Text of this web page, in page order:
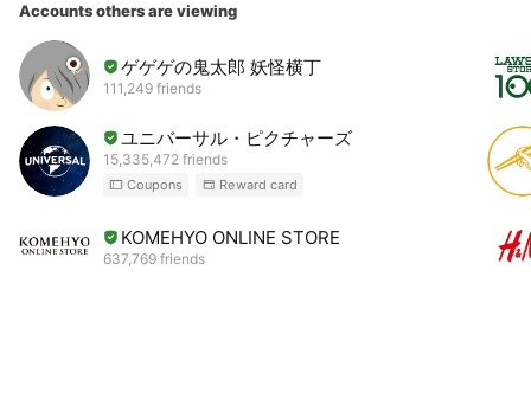
Accounts others are viewing
ゲゲゲの鬼太郎 妖怪横丁
111,249 friends
ユニバーサル・ピクチャーズ
15,335,472 friends
Coupons Reward card
KOMEHYO ONLINE STORE
637,769 friends